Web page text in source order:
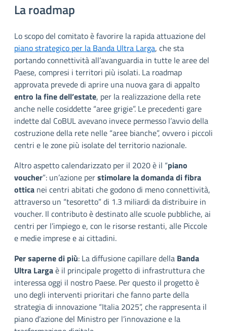
La roadmap
Lo scopo del comitato è favorire la rapida attuazione del
piano strategico per la Banda Ultra Larga, che sta
portando connettività all’avanguardia in tutte le aree del
Paese, compresi i territori più isolati. La roadmap
approvata prevede di aprire una nuova gara di appalto
entro la fine dell’estate, per la realizzazione della rete
anche nelle cosiddette “aree grigie”. Le precedenti gare
indette dal CoBUL avevano invece permesso l’avvio della
costruzione della rete nelle “aree bianche”, ovvero i piccoli
centri e le zone più isolate del territorio nazionale.
Altro aspetto calendarizzato per il 2020 è il “piano
voucher”: un’azione perstimolare la domanda di fibra
ottica nei centri abitati che godono di meno connettività,
attraverso un “tesoretto” di 1.3 miliardi da distribuire in
voucher. Il contributo è destinato alle scuole pubbliche, ai
centri per l’impiego e, con le risorse restanti, alle Piccole
e medie imprese e ai cittadini.
Per saperne di più: La diffusione capillare della Banda
Ultra Largaè il principale progetto di infrastruttura che
interessa oggi il nostro Paese. Per questo il progetto è
uno degli interventi prioritari che fanno parte della
strategia di innovazione “Italia 2025”, che rappresenta il
piano d’azione del Ministro per l’innovazione e la